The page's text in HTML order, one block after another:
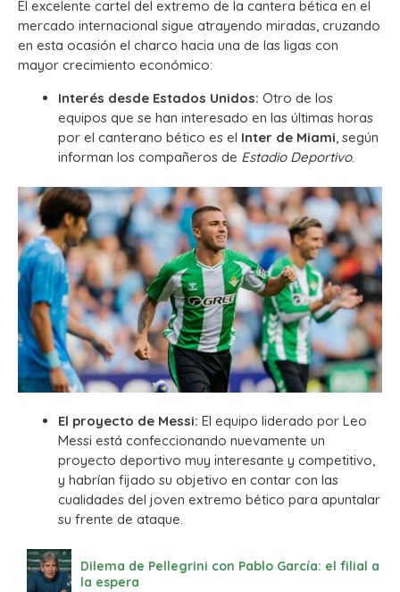
El excelente cartel del extremo de la cantera bética en el
mercado internacional sigue atrayendo miradas, cruzando
en esta ocasión el charco hacia una de las ligas con
mayor crecimiento económico:
Interés desde Estados Unidos: Otro de los
equipos que se han interesado en las últimas horas
por el canterano bético es el Inter de Miami , según
informan los compañeros de Estadio Deportivo.
El proyecto de Messi: El equipo liderado por Leo
Messi está confeccionando nuevamente un
proyecto deportivo muy interesante y competitivo,
y habrían fijado su objetivo en contar con las
cualidades del joven extremo bético para apuntalar
su frente de ataque.
Dilema de Pellegrini con Pablo García: el filial a
la espera